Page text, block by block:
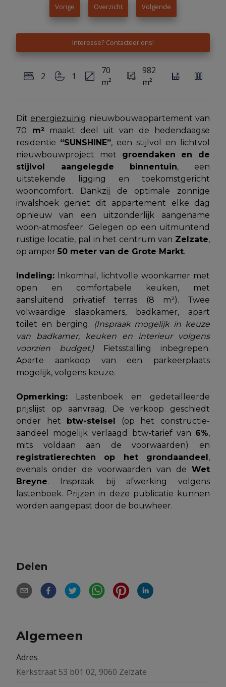
Vorige Overzicht Volgende
Interesse? Contacteer ons!
2 1
70
m²
982
m²
Dit energiezuinig nieuwbouwappartement van
70 m²maakt deel uit van de hedendaagse
residentie “SUNSHINE”, een stijlvol en lichtvol
nieuwbouwproject met groendaken en de
stijlvol aangelegde binnentuin, een
uitstekende ligging en toekomstgericht
wooncomfort. Dankzij de optimale zonnige
invalshoek geniet dit appartement elke dag
opnieuw van een uitzonderlijk aangename
woon-atmosfeer. Gelegen op een uitmuntend
rustige locatie, pal in het centrum van Zelzate,
op amper 50 meter van de Grote Markt.
Indeling: Inkomhal, lichtvolle woonkamer met
open en comfortabele keuken, met
aansluitend privatief terras (8 m²). Twee
volwaardige slaapkamers, badkamer, apart
toilet en berging. (Inspraak mogelijk in keuze
van badkamer, keuken en interieur volgens
voorzien budget.)Fietsstalling inbegrepen.
Aparte aankoop van een parkeerplaats
mogelijk, volgens keuze.
Opmerking: Lastenboek en gedetailleerde
prijslijst op aanvraag. De verkoop geschiedt
onder het btw-stelsel (op het constructie-
aandeel mogelijk verlaagd btw-tarief van 6%,
mits voldaan aan de voorwaarden) en
registratierechten op het grondaandeel,
evenals onder de voorwaarden van de Wet
Breyne. Inspraak bij afwerking volgens
lastenboek. Prijzen in deze publicatie kunnen
worden aangepast door de bouwheer.
Delen
Algemeen
Adres
Kerkstraat 53 b01 02, 9060 Zelzate